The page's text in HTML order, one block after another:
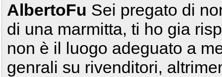
AlbertoFu Sei pregato di
di una marmitta, ti ho gia
non è il luogo adeguato a
genrali su rivenditori,